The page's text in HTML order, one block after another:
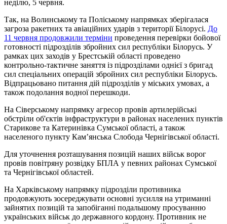
неділю, 5 червня.
Так, на Волинському та Поліському напрямках зберігалася
загроза ракетних та авіаційних ударів з території Білорусі. До
11 червня продовжили терміни проведення перевірки бойової
готовності підрозділів збройних сил республіки Білорусь. У
рамках цих заходів у Брестській області проведено
контрольно-тактичне заняття із підрозділами однієї з бригад
сил спеціальних операцій збройних сил республіки Білорусь.
Відпрацьовано питання дій підрозділів у міських умовах, а
також подолання водної перешкоди.
На Сіверському напрямку агресор провів артилерійські
обстріли об'єктів інфраструктури в районах населених пунктів
Старикове та Катеринівка Сумської області, а також
населеного пункту Кам’янська Слобода Чернігівської області.
Для уточнення розташування позицій наших військ ворог
провів повітряну розвідку БПЛА у певних районах Сумської
та Чернігівської областей.
На Харківському напрямку підрозділи противника
продовжують зосереджувати основні зусилля на утриманні
зайнятих позицій та запобіганні подальшому просуванню
українських військ до державного кордону. Противник не